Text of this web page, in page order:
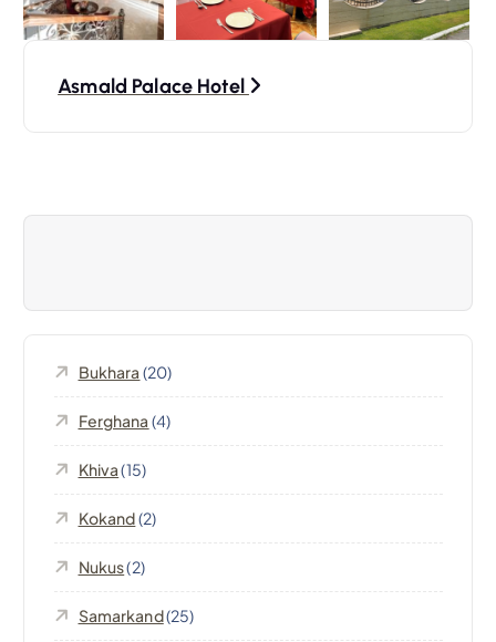
i
Asmald Palace Hotel
Bukhara (20)
Ferghana (4)
Khiva(15)
Kokand(2)
Nukus(2)
Samarkand(25)